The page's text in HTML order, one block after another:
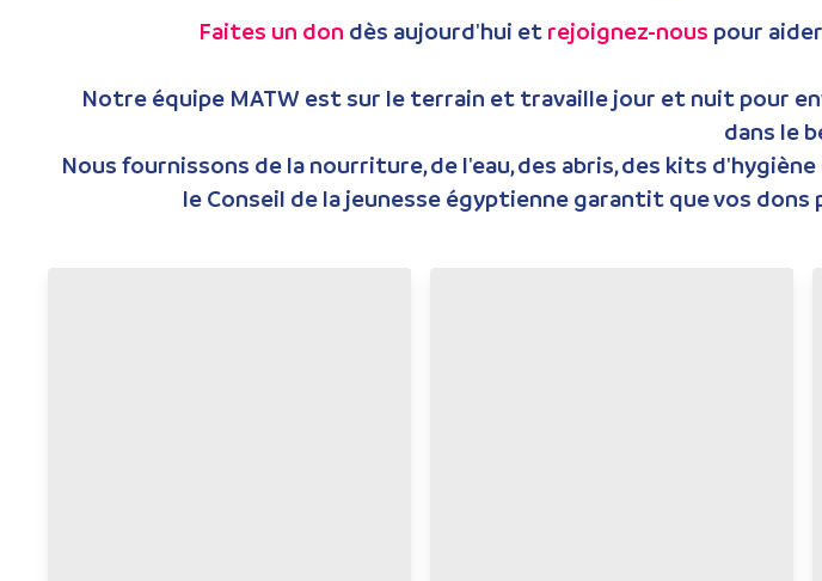
Faites un don dès aujourd'hui et rejoignez-nous pour
Notre équipe MATW est sur le terrain et travaille jour et nuit pour
dans le
Nous fournissons de la nourriture, de l'eau, des abris, des kits
le Conseil de la jeunesse égyptienne garantit que vos